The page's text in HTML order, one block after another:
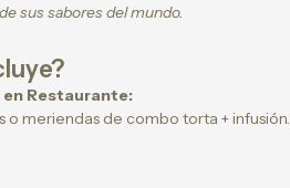
sus sabores del mundo.
Restaurante:
o meriendas de combo torta + infusión.